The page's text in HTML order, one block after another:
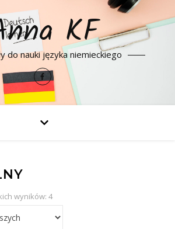
KF
do nauki języka niemieckiego
wyników: 4Posortowane według najnowszych